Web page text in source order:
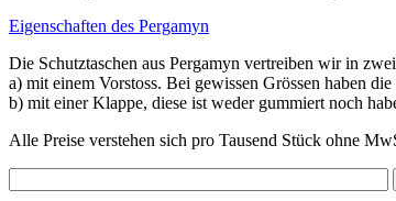
Eigenschaften des Pergamyn
Die Schutztaschen aus Pergamyn vertreiben wir in
a) mit einem Vorstoss. Bei gewissen Grössen haben
b) mit einer Klappe, diese ist weder gummiert noch
Alle Preise verstehen sich pro Tausend Stück ohne